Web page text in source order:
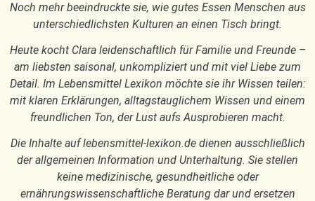
Noch mehr beeindruckte sie, wie gutes Essen Menschen aus
unterschiedlichsten Kulturen an einen Tisch bringt.
Heute kocht Clara leidenschaftlich für Familie und Freunde –
am liebsten saisonal, unkompliziert und mit viel Liebe zum
Detail. Im Lebensmittel Lexikon möchte sie ihr Wissen teilen:
mit klaren Erklärungen, alltagstauglichem Wissen und einem
freundlichen Ton, der Lust aufs Ausprobieren macht.
Die Inhalte auf lebensmittel-lexikon.de dienen ausschließlich
der allgemeinen Information und Unterhaltung. Sie stellen
keine medizinische, gesundheitliche oder
ernährungswissenschaftliche Beratung dar und ersetzen